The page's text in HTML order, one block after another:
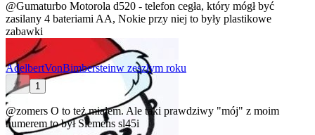
@Gumaturbo Motorola d520 - telefon cegła, który mógł być
zasilany 4 bateriami AA, Nokie przy niej to były plastikowe
zabawki
AdelbertVonBimbersteinw zeszłym roku
1
@zomers O to też miałem. Ale taki prawdziwy "mój" z moim
numerem to był Siemens sl45i